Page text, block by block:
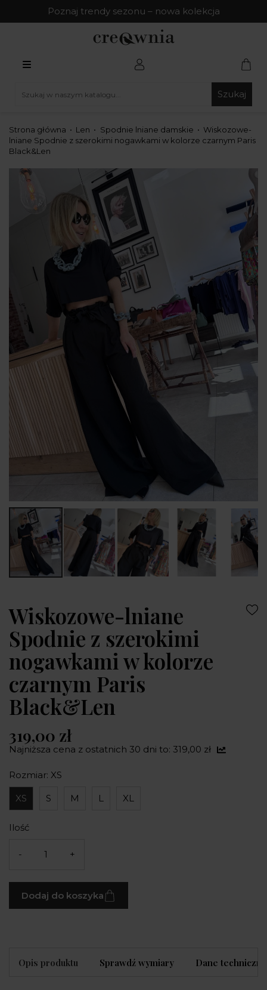
Poznaj trendy sezonu – nowa kolekcja
Szukaj
Strona główna Len Spodnie lniane damskie
Wiskozowe-
lniane Spodnie z szerokimi nogawkami w kolorze czarnym Paris
Black&Len
Wiskozowe-lniane
Spodnie z szerokimi
nogawkami w kolorze
czarnym Paris
Black&Len
319,00 zł
Najniższa cena z ostatnich 30 dni to: 319,00 zł
Rozmiar: XS
XS S M L XL
Ilość
- +
Dodaj do koszyka
Opis produktu Sprawdź wymiary Dane techniczne